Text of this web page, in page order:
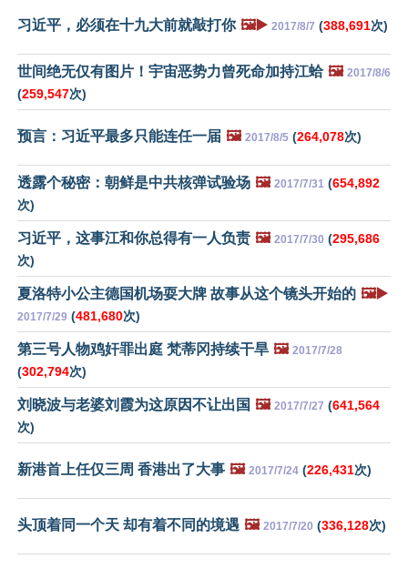
习近平，必须在十九大前就敲打你 🖼️▶️ 2017/8/7 (388,691次)
世间绝无仅有图片！宇宙恶势力曾死命加持江蛤 🖼️ 2017/8/6
(259,547次)
预言：习近平最多只能连任一届 🖼️ 2017/8/5 (264,078次)
透露个秘密：朝鲜是中共核弹试验场 🖼️ 2017/7/31 (654,892
次)
习近平，这事江和你总得有一人负责 🖼️ 2017/7/30 (295,686
次)
夏洛特小公主德国机场耍大牌 故事从这个镜头开始的 🖼️▶️
2017/7/29 (481,680次)
第三号人物鸡奸罪出庭 梵蒂冈持续干旱 🖼️ 2017/7/28
(302,794次)
刘晓波与老婆刘霞为这原因不让出国 🖼️ 2017/7/27 (641,564
次)
新港首上任仅三周 香港出了大事 🖼️ 2017/7/24 (226,431次)
头顶着同一个天 却有着不同的境遇 🖼️ 2017/7/20 (336,128次)